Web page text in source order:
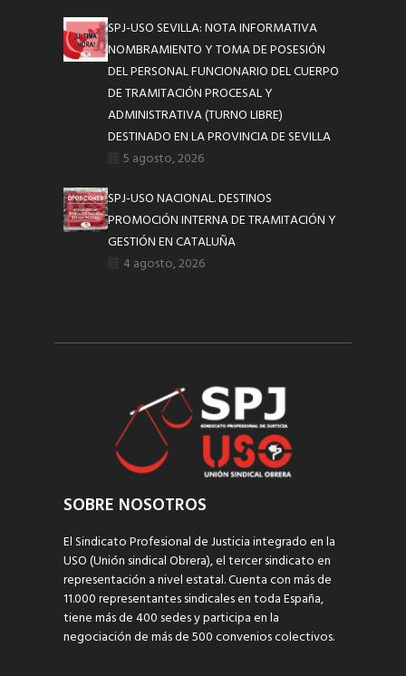
SPJ-USO SEVILLA: NOTA INFORMATIVA
NOMBRAMIENTO Y TOMA DE POSESIÓN
DEL PERSONAL FUNCIONARIO DEL CUERPO
DE TRAMITACIÓN PROCESAL Y
ADMINISTRATIVA (TURNO LIBRE)
DESTINADO EN LA PROVINCIA DE SEVILLA
5 agosto, 2026
SPJ-USO NACIONAL. DESTINOS
PROMOCIÓN INTERNA DE TRAMITACIÓN Y
GESTIÓN EN CATALUÑA
4 agosto, 2026
SOBRE NOSOTROS
El Sindicato Profesional de Justicia integrado en la
USO (Unión sindical Obrera), el tercer sindicato en
representación a nivel estatal. Cuenta con más de
11.000 representantes sindicales en toda España,
tiene más de 400 sedes y participa en la
negociación de más de 500 convenios colectivos.